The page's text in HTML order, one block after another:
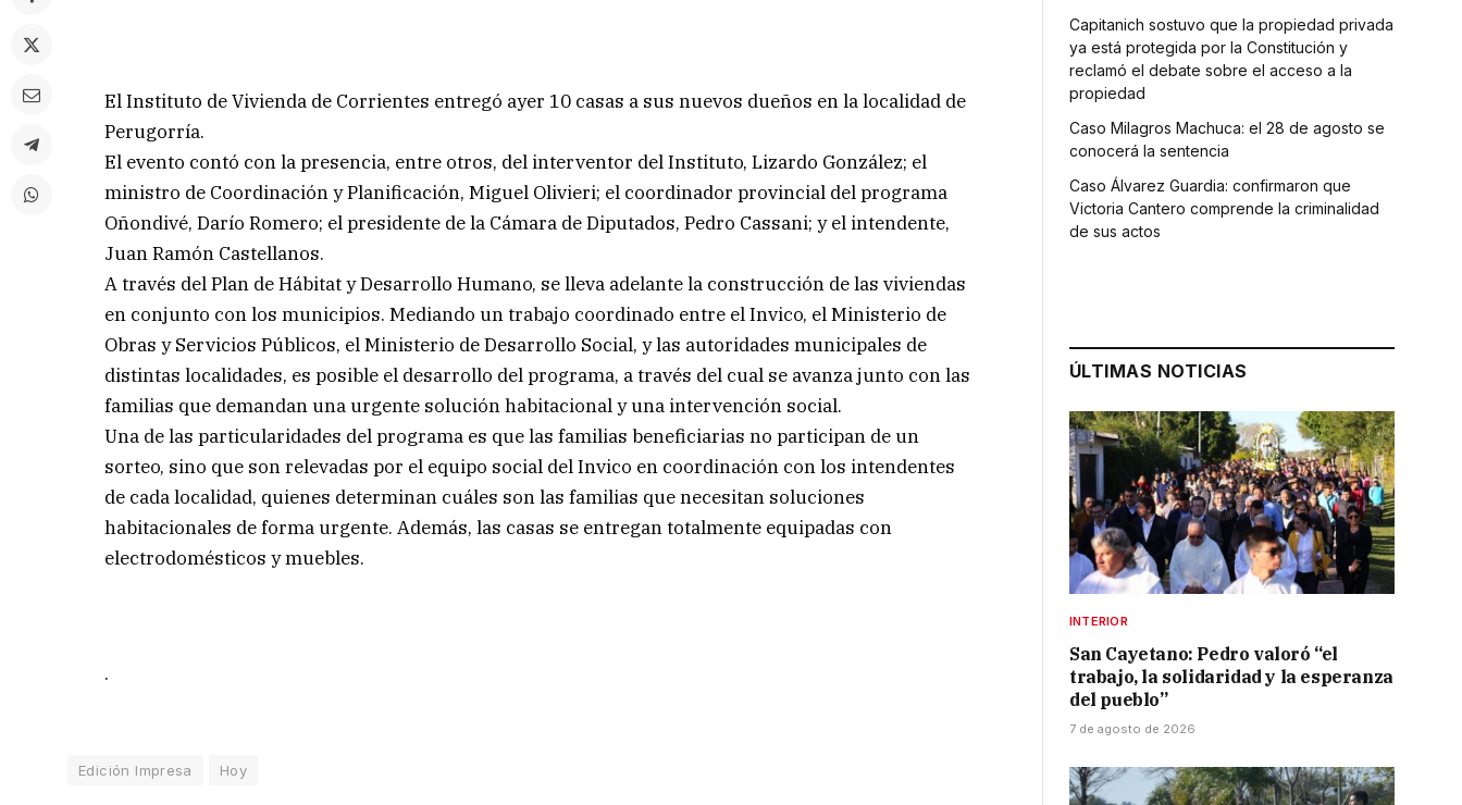
El Instituto de Vivienda de Corrientes entregó ayer 10 casas a sus nuevos dueños en la localidad de
Perugorría.
El evento contó con la presencia, entre otros, del interventor del Instituto, Lizardo González; el
ministro de Coordinación y Planificación, Miguel Olivieri; el coordinador provincial del programa
Oñondivé, Darío Romero; el presidente de la Cámara de Diputados, Pedro Cassani; y el intendente,
Juan Ramón Castellanos.
A través del Plan de Hábitat y Desarrollo Humano, se lleva adelante la construcción de las viviendas
en conjunto con los municipios. Mediando un trabajo coordinado entre el Invico, el Ministerio de
Obras y Servicios Públicos, el Ministerio de Desarrollo Social, y las autoridades municipales de
distintas localidades, es posible el desarrollo del programa, a través del cual se avanza junto con las
familias que demandan una urgente solución habitacional y una intervención social.
Una de las particularidades del programa es que las familias beneficiarias no participan de un
sorteo, sino que son relevadas por el equipo social del Invico en coordinación con los intendentes
de cada localidad, quienes determinan cuáles son las familias que necesitan soluciones
habitacionales de forma urgente. Además, las casas se entregan totalmente equipadas con
electrodomésticos y muebles.
.
Edición Impresa Hoy
Capitanich sostuvo que la propiedad privada
ya está protegida por la Constitución y
reclamó el debate sobre el acceso a la
propiedad
Caso Milagros Machuca: el 28 de agosto se
conocerá la sentencia
Caso Álvarez Guardia: confirmaron que
Victoria Cantero comprende la criminalidad
de sus actos
ÚLTIMAS NOTICIAS
INTERIOR
San Cayetano: Pedro valoró “el
trabajo, la solidaridad y la esperanza
del pueblo”
7 de agosto de 2026